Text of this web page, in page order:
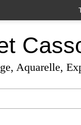
Aquarelle,